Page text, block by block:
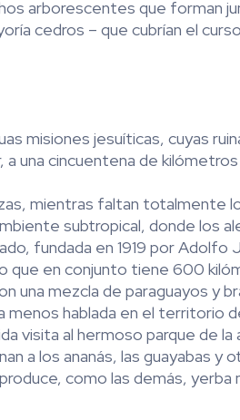
arborescentes que forman
cedros – que cubrían el
misiones jesuíticas, cuyas
una cincuentena de
mientras faltan totalmente
subtropical, donde los
fundada en 1919 por Adolfo
en conjunto tiene 600
mezcla de paraguayos y
menos hablada en el territorio
visita al hermoso parque de
a los ananás, las guayabas y
como las demás, yerba